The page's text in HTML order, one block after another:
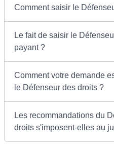
Comment saisir le
Le fait de saisir le
payant ?
Comment votre demande
le Défenseur des droits ?
Les recommandations du
droits s'imposent-elles au